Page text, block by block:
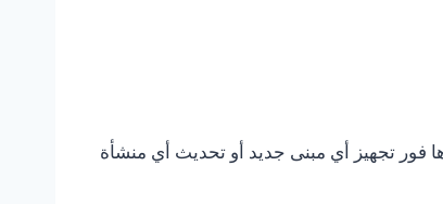
فور تجهيز أي مبنى جديد أو تحديث أي منشأة